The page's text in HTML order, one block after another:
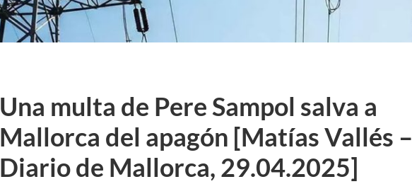
Una multa de Pere Sampol salva a
Mallorca del apagón [Matías Vallés –
Diario de Mallorca, 29.04.2025]